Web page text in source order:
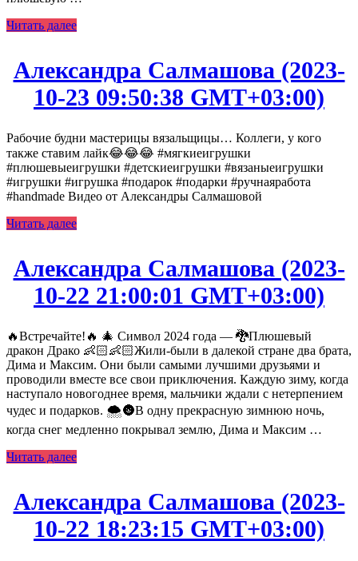
Читать далее
Александра Салмашова (2023-
10-23 09:50:38 GMT+03:00)
Рабочие будни мастерицы вязальщицы… Коллеги, у кого
также ставим лайк😂😂😂 #мягкиеигрушки
#плюшевыеигрушки #детскиеигрушки #вязаныеигрушки
#игрушки #игрушка #подарок #подарки #ручнаяработа
#handmade Видео от Александры Салмашовой
Читать далее
Александра Салмашова (2023-
10-22 21:00:01 GMT+03:00)
🔥Встречайте!🔥 🎄 Символ 2024 года — 🐉Плюшевый
дракон Драко 👶🏻👶🏻Жили-были в далекой стране два брата,
Дима и Максим. Они были самыми лучшими друзьями и
проводили вместе все свои приключения. Каждую зиму, когда
наступало новогоднее время, мальчики ждали с нетерпением
чудес и подарков. 🌨️🌚В одну прекрасную зимнюю ночь,
когда снег медленно покрывал землю, Дима и Максим …
Читать далее
Александра Салмашова (2023-
10-22 18:23:15 GMT+03:00)